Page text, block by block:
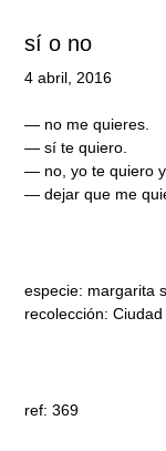
sí o no
4 abril, 2016
— no me quieres.
— sí te quiero.
— no, yo te quiero
— dejar que me
especie: margarita
recolección:
ref: 369